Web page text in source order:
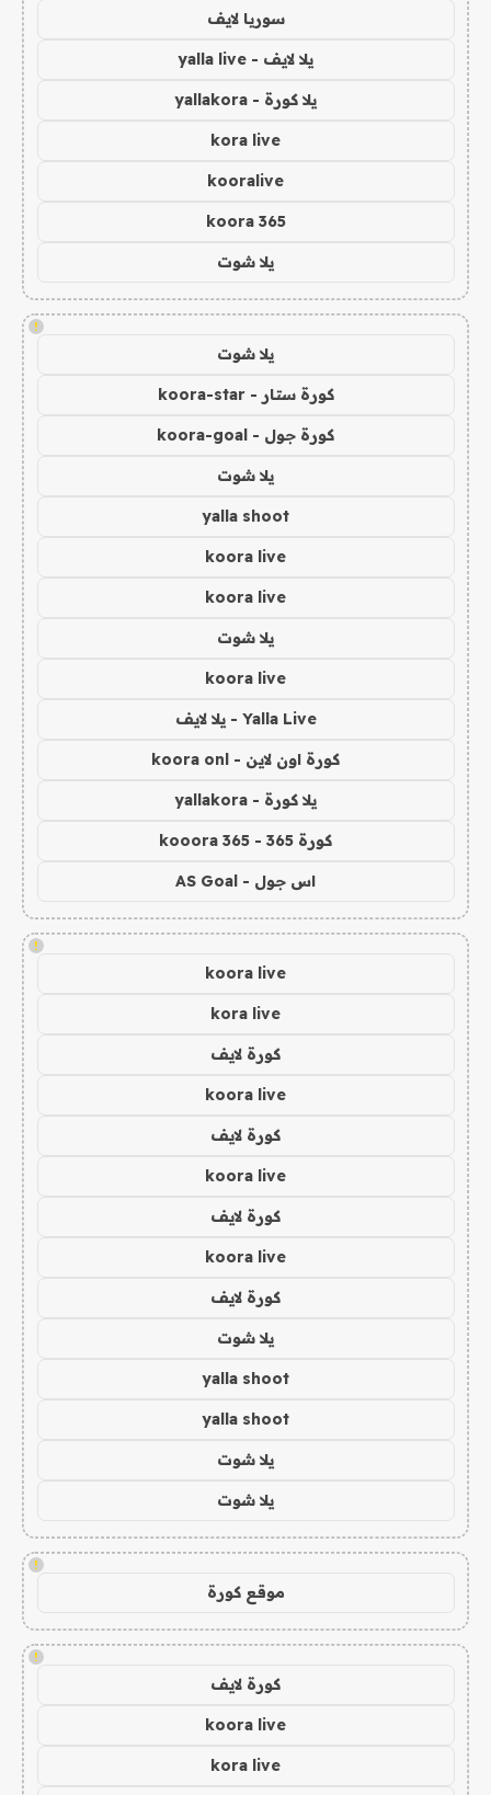
سوريا لايف
يلا لايف - yalla live
يلا كورة - yallakora
kora live
kooralive
koora 365
يلا شوت
!
يلا شوت
كورة ستار - koora-star
كورة جول - koora-goal
يلا شوت
yalla shoot
koora live
koora live
يلا شوت
koora live
Yalla Live - يلا لايف
كورة اون لاين - koora onl
يلا كورة - yallakora
كورة 365 - kooora 365
اس جول - AS Goal
!
koora live
kora live
كورة لايف
koora live
كورة لايف
koora live
كورة لايف
koora live
كورة لايف
يلا شوت
yalla shoot
yalla shoot
يلا شوت
يلا شوت
!
موقع كورة
!
كورة لايف
koora live
kora live